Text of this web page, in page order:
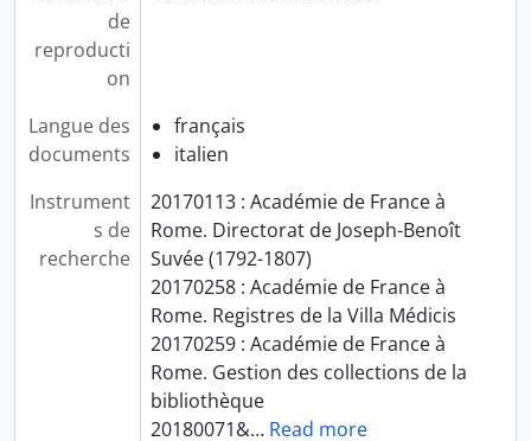
de
reproducti
on
Langue des
documents
français
italien
Instrument
s de
recherche
20170113 : Académie de France à
Rome. Directorat de Joseph-Benoît
Suvée (1792-1807)
20170258 : Académie de France à
Rome. Registres de la Villa Médicis
20170259 : Académie de France à
Rome. Gestion des collections de la
bibliothèque
20180071&… Read more